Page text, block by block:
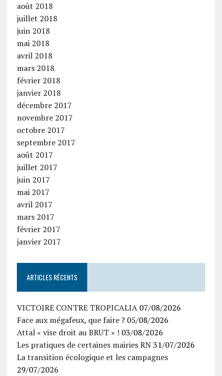
août 2018
juillet 2018
juin 2018
mai 2018
avril 2018
mars 2018
février 2018
janvier 2018
décembre 2017
novembre 2017
octobre 2017
septembre 2017
août 2017
juillet 2017
juin 2017
mai 2017
avril 2017
mars 2017
février 2017
janvier 2017
ARTICLES RÉCENTS
VICTOIRE CONTRE TROPICALIA 07/08/2026
Face aux mégafeux, que faire ? 05/08/2026
Attal « vise droit au BRUT » ! 03/08/2026
Les pratiques de certaines mairies RN 31/07/2026
La transition écologique et les campagnes
29/07/2026